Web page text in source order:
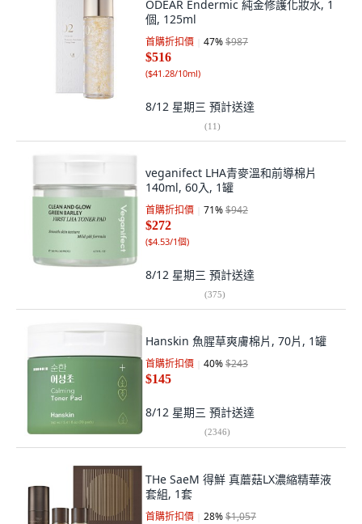
ODEAR Endermic 純金修護化妝水, 1
個, 125ml
首購折扣價 47%$987
$516
($41.28/10ml)
8/12 星期三 預計送達
(11)
veganifect LHA青麥溫和前導棉片
140ml, 60入, 1罐
首購折扣價 71%$942
$272
($4.53/1個)
8/12 星期三 預計送達
(375)
Hanskin 魚腥草爽膚棉片, 70片, 1罐
首購折扣價 40%$243
$145
8/12 星期三 預計送達
(2346)
THe SaeM 得鮮 真蘑菇LX濃縮精華液
套組, 1套
首購折扣價 28%$1,057